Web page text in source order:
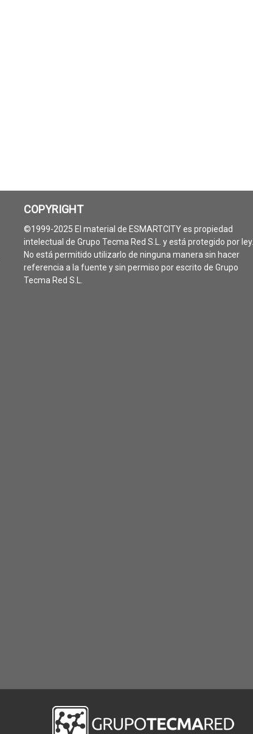
COPYRIGHT
©1999-2025 El material de ESMARTCITY es propiedad
intelectual de Grupo Tecma Red S.L. y está protegido por ley.
No está permitido utilizarlo de ninguna manera sin hacer
referencia a la fuente y sin permiso por escrito de Grupo
Tecma Red S.L.